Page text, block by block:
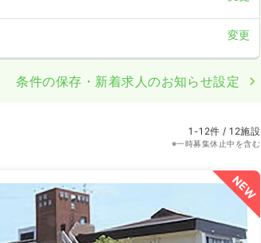
変更
条件の保存・新着求人のお知らせ設定
1-12件 / 12施設
※一時募集休止中を含む
NEW